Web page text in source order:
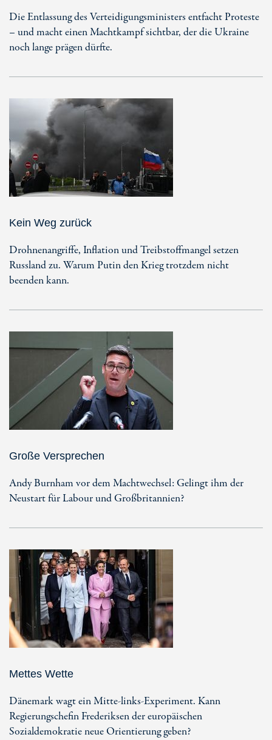
Die Entlassung des Verteidigungsministers entfacht Proteste
– und macht einen Machtkampf sichtbar, der die Ukraine
noch lange prägen dürfte.
Kein Weg zurück
Drohnenangriffe, Inflation und Treibstoffmangel setzen
Russland zu. Warum Putin den Krieg trotzdem nicht
beenden kann.
Große Versprechen
Andy Burnham vor dem Machtwechsel: Gelingt ihm der
Neustart für Labour und Großbritannien?
Mettes Wette
Dänemark wagt ein Mitte-links-Experiment. Kann
Regierungschefin Frederiksen der europäischen
Sozialdemokratie neue Orientierung geben?